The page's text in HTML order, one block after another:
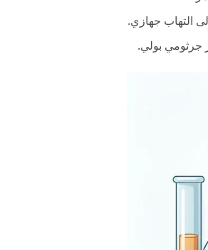
التهاب جهازي.
جرثومي بولي.